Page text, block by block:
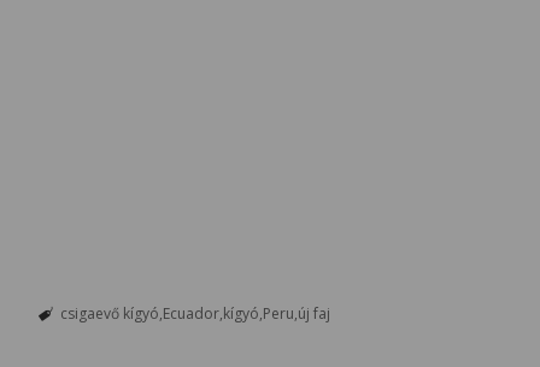
csigaevő kígyó Ecuador kígyó Peru új faj